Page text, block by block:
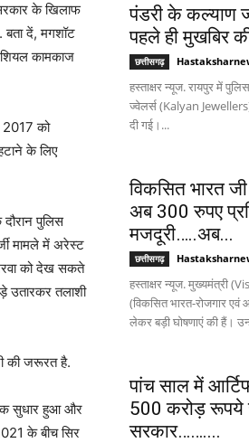
के खिलाफ
दें, मगशॉट
कामकाज
2017 को
के लिए
पुलिस
मामले में अरेस्ट
को देख सकते
उतारकर तलाशी
की जरूरत है.
सुधार हुआ और
के बीच सिर
पंडरी के कल्याण
पहले ही मुखबिर
छत्तीसगढ़
हस्ताक्षर न्यूज. रायपुर में
ज्वेलर्स (Kalyan
दी गई।...
विकसित भारत
अब 300 रुपए
मजदूरी…..अब...
छत्तीसगढ़
हस्ताक्षर न्यूज. मुख्यमंत्री
(विकसित भारत-रोजगार एवं
लेकर बड़ी घोषणाएं की हैं।
पांच साल में
500 करोड़ रूपये
सरकार……....